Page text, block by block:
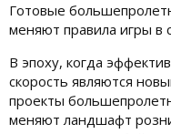
Готовые
меняют правила игры в
В эпоху, когда
скорость являются
проекты
меняют ландшафт